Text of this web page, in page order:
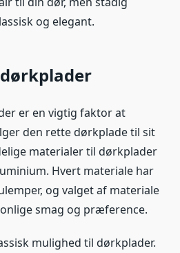
og elegant.
er en vigtig faktor at
den rette dørkplade til sit
materialer til dørkplader
Hvert materiale har
og valget af materiale
smag og præference.
mulighed til dørkplader.